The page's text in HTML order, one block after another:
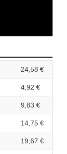
24,58 €
4,92 €
9,83 €
14,75 €
19,67 €